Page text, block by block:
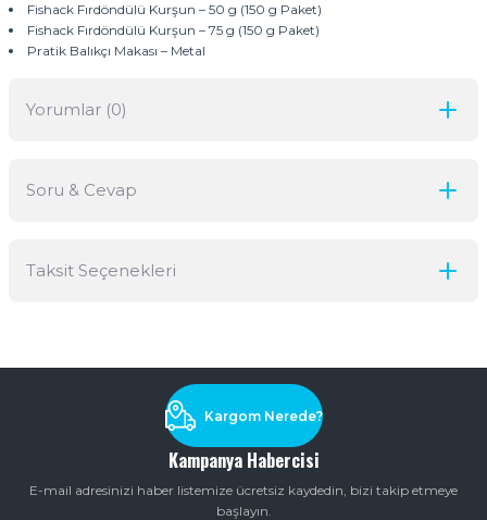
Fishack Fırdöndülü Kurşun – 50 g (150 g Paket)
Fishack Fırdöndülü Kurşun – 75 g (150 g Paket)
Pratik Balıkçı Makası – Metal
Yorumlar (0)
Soru & Cevap
Taksit Seçenekleri
Kampanya Habercisi
E-mail adresinizi haber listemize ücretsiz kaydedin, bizi takip etmeye
başlayın.
Kargom Nerede?